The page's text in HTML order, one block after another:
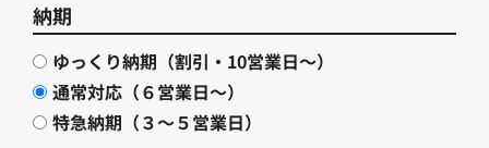
納期
ゆっくり納期（割引・10営業日〜）
通常対応（６営業日〜）
特急納期（３〜５営業日）